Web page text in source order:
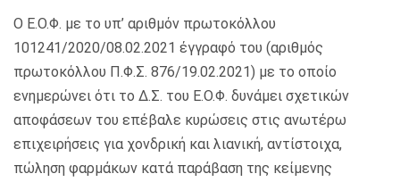
Ο Ε.Ο.Φ. με το υπ’ αριθμόν πρωτοκόλλου
101241/2020/08.02.2021 έγγραφό του (αριθμός
πρωτοκόλλου Π.Φ.Σ. 876/19.02.2021) με το οποίο
ενημερώνει ότι το Δ.Σ. του Ε.Ο.Φ. δυνάμει σχετικών
αποφάσεων του επέβαλε κυρώσεις στις ανωτέρω
επιχειρήσεις για χονδρική και λιανική, αντίστοιχα,
πώληση φαρμάκων κατά παράβαση της κείμενης